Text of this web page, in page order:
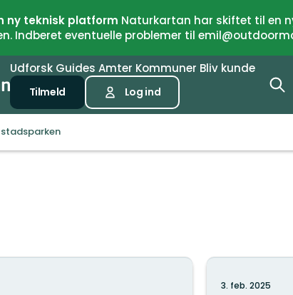
ny teknisk platform Naturkartan har skiftet til en
Indberet eventuelle problemer til
Udforsk Guides Amter Kommuner Bliv kunde
Tilmeld Log ind
3. feb. 2025